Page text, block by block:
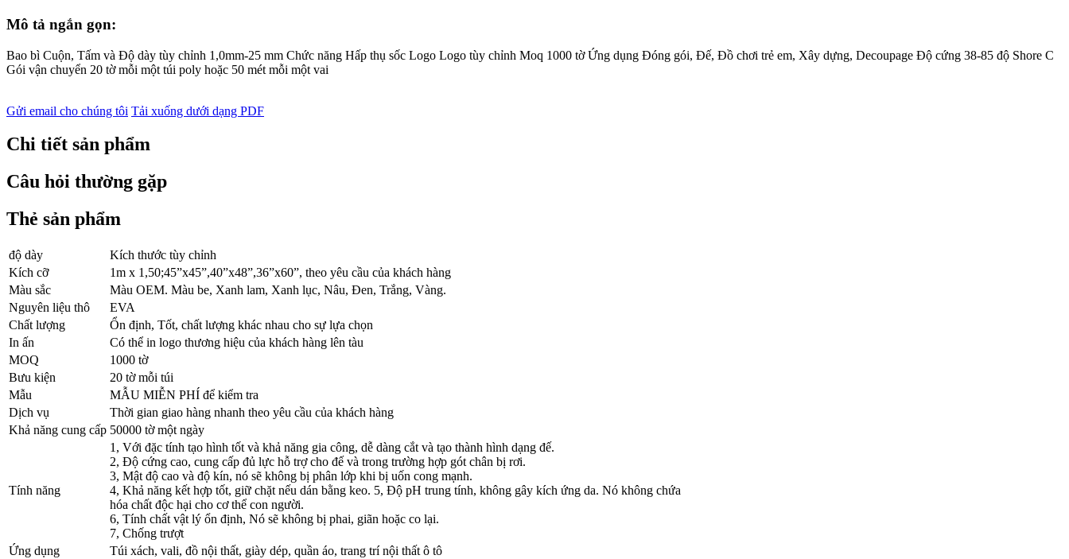
Mô tả ngắn gọn:
Bao bì Cuộn, Tấm và Độ dày tùy chỉnh 1,0mm-25 mm Chức năng Hấp thụ sốc Logo Logo tùy chỉnh Moq 1000 tờ Ứng dụng Đóng gói, Đế, Đồ chơi trẻ em, Xây dựng, Decoupage Độ cứng 38-85 độ Shore C
Gói vận chuyển 20 tờ mỗi một túi poly hoặc 50 mét mỗi một vai
Gửi email cho chúng tôi Tải xuống dưới dạng PDF
Chi tiết sản phẩm
Câu hỏi thường gặp
Thẻ sản phẩm
độ dày
Kích thước tùy chỉnh
Kích cỡ
1m x 1,50;45”x45”,40”x48”,36”x60”, theo yêu cầu của khách hàng
Màu sắc
Màu OEM. Màu be, Xanh lam, Xanh lục, Nâu, Đen, Trắng, Vàng.
Nguyên liệu thô
EVA
Chất lượng
Ổn định, Tốt, chất lượng khác nhau cho sự lựa chọn
In ấn
Có thể in logo thương hiệu của khách hàng lên tàu
MOQ
1000 tờ
Bưu kiện
20 tờ mỗi túi
Mẫu
MẪU MIỄN PHÍ để kiểm tra
Dịch vụ
Thời gian giao hàng nhanh theo yêu cầu của khách hàng
Khả năng cung cấp 50000 tờ một ngày
Tính năng
1, Với đặc tính tạo hình tốt và khả năng gia công, dễ dàng cắt và tạo thành hình dạng đế.
2, Độ cứng cao, cung cấp đủ lực hỗ trợ cho đế và trong trường hợp gót chân bị rơi.
3, Mật độ cao và độ kín, nó sẽ không bị phân lớp khi bị uốn cong mạnh.
4, Khả năng kết hợp tốt, giữ chặt nếu dán bằng keo. 5, Độ pH trung tính, không gây kích ứng da. Nó không chứa
hóa chất độc hại cho cơ thể con người.
6, Tính chất vật lý ổn định, Nó sẽ không bị phai, giãn hoặc co lại.
7, Chống trượt
Ứng dụng
Túi xách, vali, đồ nội thất, giày dép, quần áo, trang trí nội thất ô tô